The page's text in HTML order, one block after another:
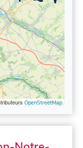
OpenStreetMap